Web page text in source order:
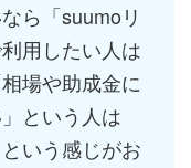
ら「suumoリ
用したい人は
場や助成金に
という人は
いう感じがお